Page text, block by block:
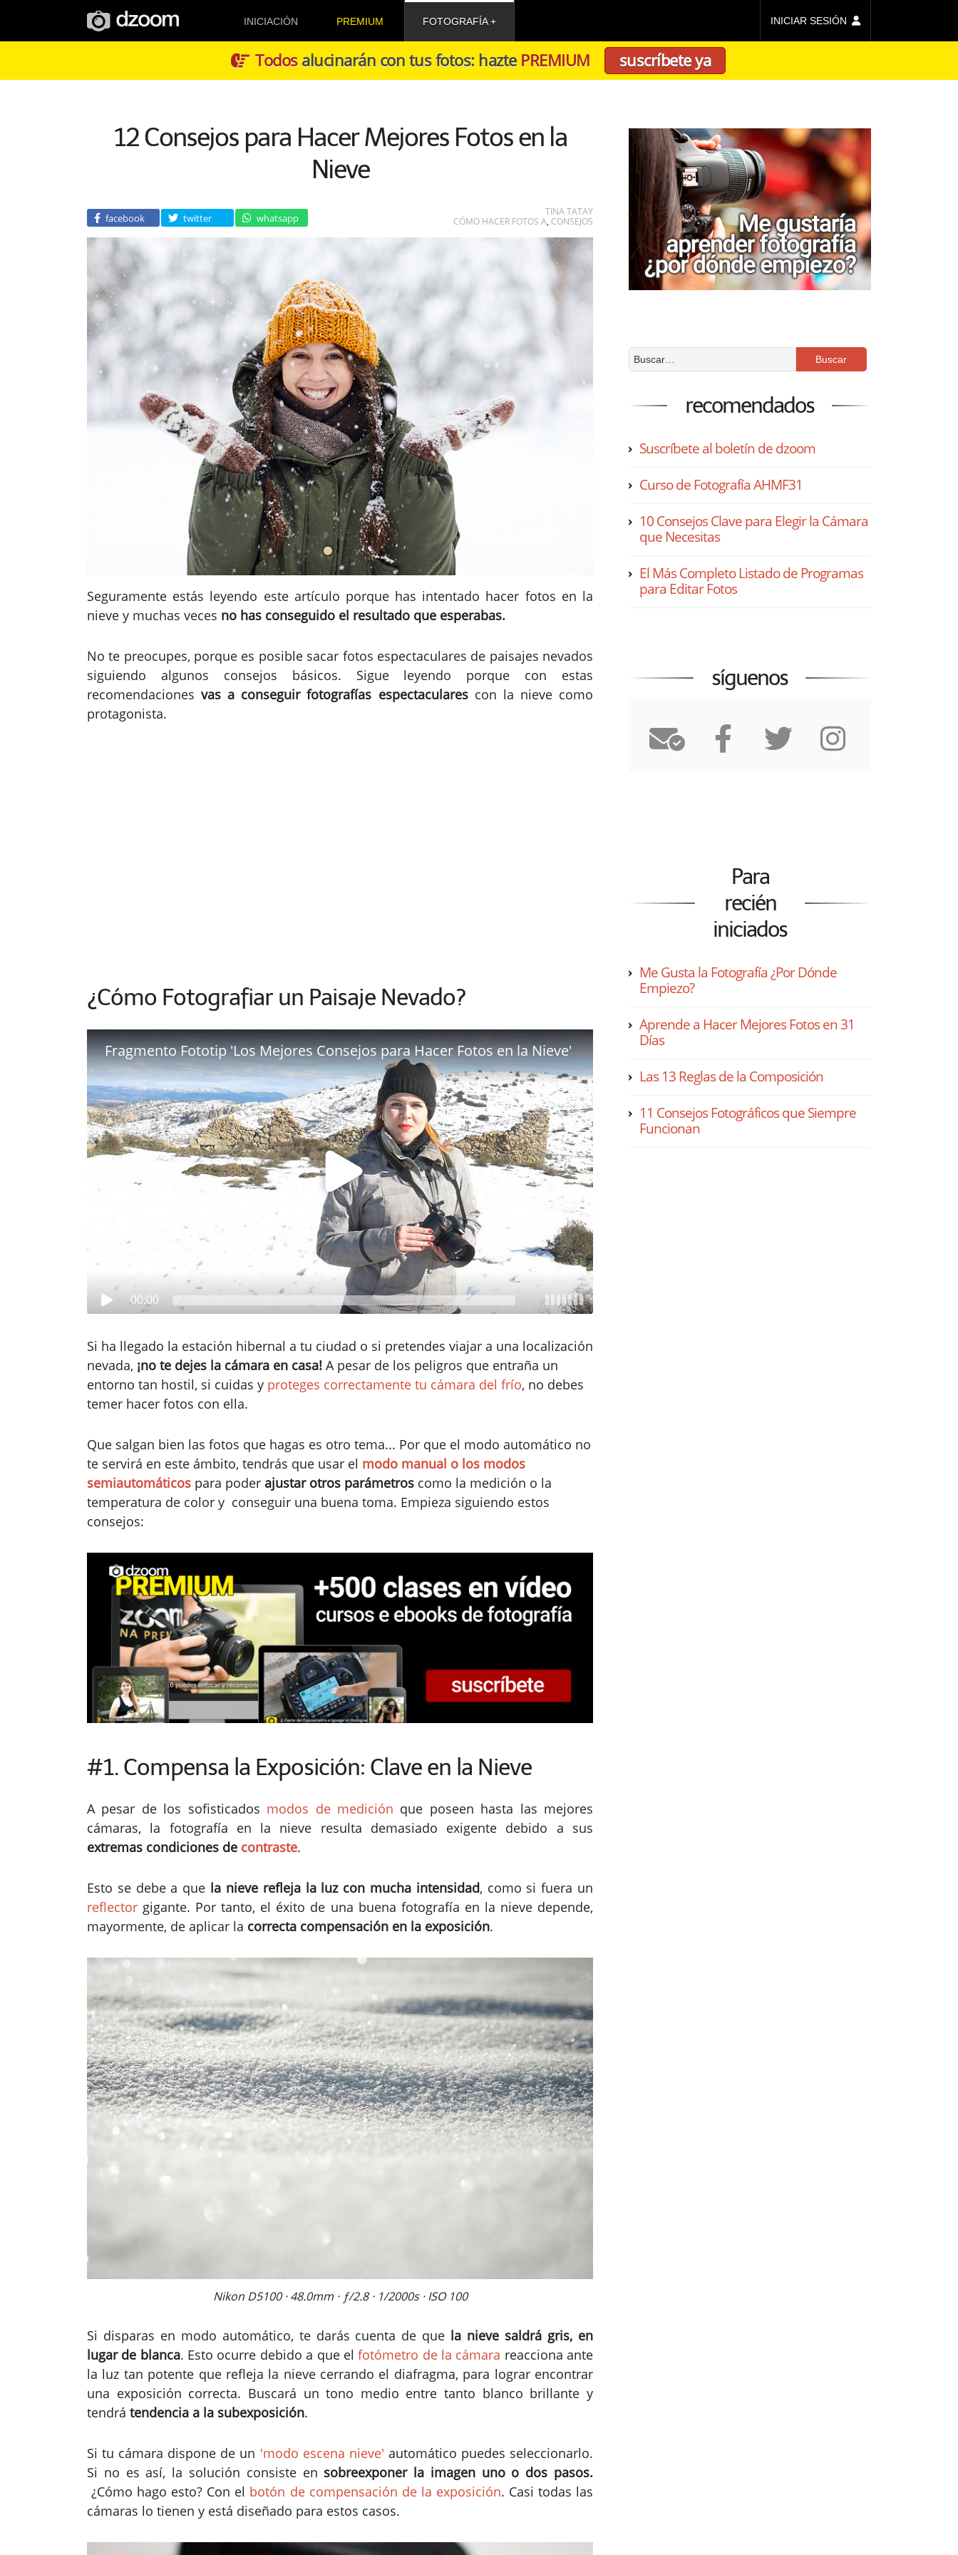
INICIACIÓN PREMIUM FOTOGRAFÍA INICIAR SESIÓN
Todosalucinarán con tus fotos: hazte PREMIUM suscríbete ya
12 Consejos para Hacer Mejores Fotos en la
Nieve
facebook twitter whatsapp
TINA TATAY
CÓMO HACER FOTOS A, CONSEJOS
Seguramente estás leyendo este artículo porque has intentado hacer fotos en la
nieve y muchas veces no has conseguido el resultado que esperabas.
No te preocupes, porque es posible sacar fotos espectaculares de paisajes nevados
siguiendo algunos consejos básicos. Sigue leyendo porque con estas
recomendacionesvas a conseguir fotografías espectacularescon la nieve como
protagonista.
¿Cómo Fotografiar un Paisaje Nevado?
Fragmento Fototip 'Los Mejores Consejos para Hacer Fotos en la Nieve'
00:00
Si ha llegado la estación hibernal a tu ciudad o si pretendes viajar a una localización
nevada, ¡no te dejes la cámara en casa! A pesar de los peligros que entraña un
entorno tan hostil, si cuidas y proteges correctamente tu cámara del frío, no debes
temer hacer fotos con ella.
Que salgan bien las fotos que hagas es otro tema... Por que el modo automático no
te servirá en este ámbito, tendrás que usar el modo manual o los modos
semiautomáticos para poder ajustar otros parámetros como la medición o la
temperatura de color y conseguir una buena toma. Empieza siguiendo estos
consejos:
#1. Compensa la Exposición: Clave en la Nieve
A pesar de los sofisticados modos de medición que poseen hasta las mejores
cámaras, la fotografía en la nieve resulta demasiado exigente debido a sus
extremas condiciones de contraste.
Esto se debe a que la nieve refleja la luz con mucha intensidad, como si fuera un
reflector gigante. Por tanto, el éxito de una buena fotografía en la nieve depende,
mayormente, de aplicar la correcta compensación en la exposición.
Nikon D5100 · 48.0mm · ƒ/2.8 · 1/2000s · ISO 100
Si disparas en modo automático, te darás cuenta de que la nieve saldrá gris, en
lugar de blanca. Esto ocurre debido a que elfotómetro de la cámara reacciona ante
la luz tan potente que refleja la nieve cerrando el diafragma, para lograr encontrar
una exposición correcta. Buscará un tono medio entre tanto blanco brillante y
tendrá tendencia a la subexposición.
Si tu cámara dispone de un 'modo escena nieve' automático puedes seleccionarlo.
Si no es así, la solución consiste en sobreexponer la imagen uno o dos pasos.
¿Cómo hago esto? Con el botón de compensación de la exposición. Casi todas las
cámaras lo tienen y está diseñado para estos casos.
recomendados
Suscríbete al boletín de dzoom
Curso de Fotografía AHMF31
10 Consejos Clave para Elegir la Cámara
que Necesitas
El Más Completo Listado de Programas
para Editar Fotos
síguenos
Para
recién
iniciados
Me Gusta la Fotografía ¿Por Dónde
Empiezo?
Aprende a Hacer Mejores Fotos en 31
Días
Las 13 Reglas de la Composición
11 Consejos Fotográficos que Siempre
Funcionan